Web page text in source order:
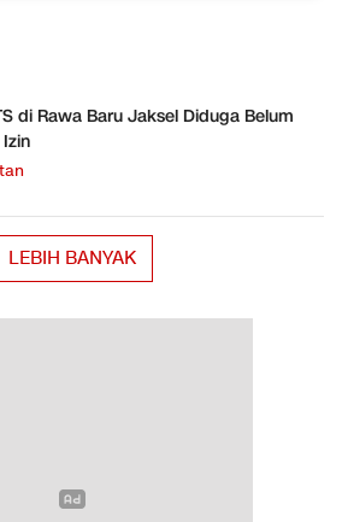
di Rawa Baru Jaksel Diduga Belum
LEBIH BANYAK